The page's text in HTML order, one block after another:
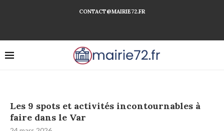
CONTACT@MAIRIE72.FR
Les 9 spots et activités incontournables à
faire dans le Var